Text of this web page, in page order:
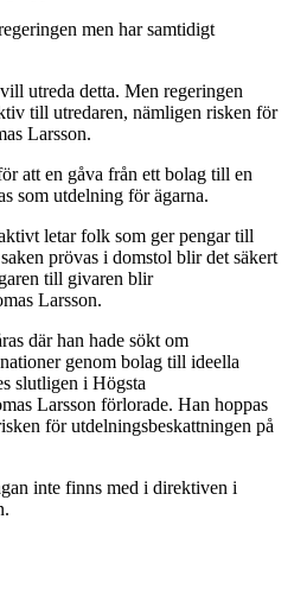
men har samtidigt
utreda detta. Men regeringen
till utredaren, nämligen risken för
Larsson.
att en gåva från ett bolag till en
som utdelning för ägarna.
letar folk som ger pengar till
prövas i domstol blir det säkert
till givaren blir
Larsson.
där han hade sökt om
genom bolag till ideella
slutligen i Högsta
Larsson förlorade. Han hoppas
för utdelningsbeskattningen på
inte finns med i direktiven i